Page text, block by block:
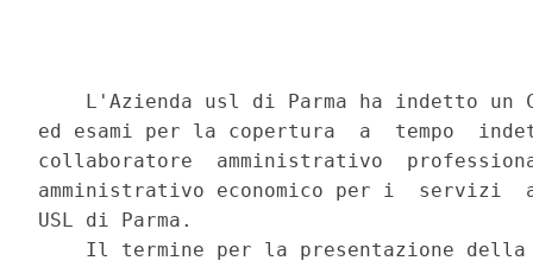
L'Azienda usl di Parma ha indetto un
ed esami per la copertura  a  tempo
collaboratore  amministrativo
amministrativo economico per i  servizi
USL di Parma.
Il termine per la presentazione